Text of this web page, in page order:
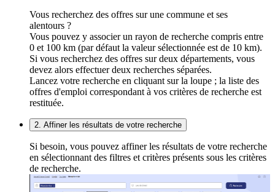
Vous recherchez des offres sur une commune et ses
alentours ?
Vous pouvez y associer un rayon de recherche compris entre
0 et 100 km (par défaut la valeur sélectionnée est de 10 km).
Si vous recherchez des offres sur deux départements, vous
devez alors effectuer deux recherches séparées.
Lancez votre recherche en cliquant sur la loupe ; la liste des
offres d'emploi correspondant à vos critères de recherche est
restituée.
2. Affiner les résultats de votre recherche
Si besoin, vous pouvez affiner les résultats de votre recherche
en sélectionnant des filtres et critères présents sous les critères
de recherche.